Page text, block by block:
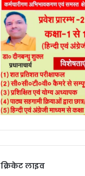
क्रिकेट लाइव